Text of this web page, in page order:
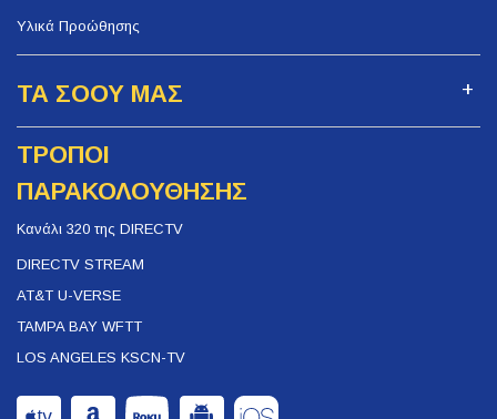
Υλικά Προώθησης
ΤΑ ΣΟΟΥ ΜΑΣ
ΤΡΟΠΟΙ
ΠΑΡΑΚΟΛΟΥΘΗΣΗΣ
Κανάλι 320 της DIRECTV
DIRECTV STREAM
AT&T U-VERSE
TAMPA BAY WFTT
LOS ANGELES KSCN-TV